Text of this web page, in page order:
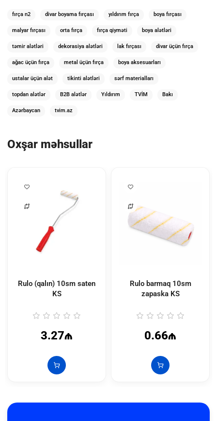
fırça n2 divar boyama fırçası yıldırım fırça boya fırçası
malyar fırçası orta fırça fırça qiyməti boya alətləri
təmir alətləri dekorasiya alətləri lak fırçası divar üçün fırça
ağac üçün fırça metal üçün fırça boya aksesuarları
ustalar üçün alət tikinti alətləri sərf materialları
topdan alətlər B2B alətlər Yıldırım TVİM Bakı
Azərbaycan tvim.az
Oxşar məhsullar
Rulo (qalın) 10sm saten
KS
3.27₼
Rulo barmaq 10sm
zapaska KS
0.66₼